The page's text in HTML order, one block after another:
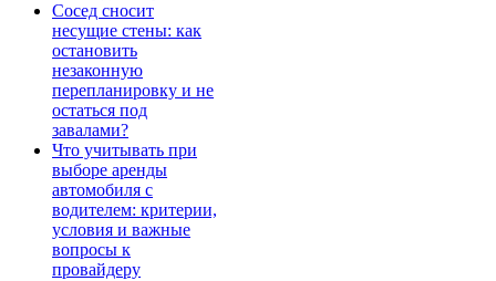
Сосед сносит
несущие стены: как
остановить
незаконную
перепланировку и не
остаться под
завалами?
Что учитывать при
выборе аренды
автомобиля с
водителем: критерии,
условия и важные
вопросы к
провайдеру